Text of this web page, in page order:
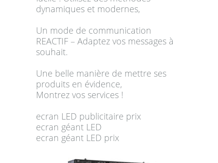
dynamiques et modernes,
Un mode de communication
REACTIF – Adaptez vos messages à
souhait.
Une belle manière de mettre ses
produits en évidence,
Montrez vos services !
ecran LED publicitaire prix
ecran géant LED
ecran géant LED prix